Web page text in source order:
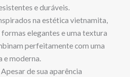
e duráveis.
na estética vietnamita,
formas elegantes e uma textura
perfeitamente com uma
e moderna.
Apesar de sua aparência